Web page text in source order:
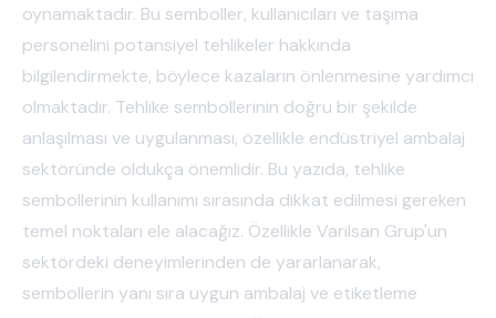
oynamaktadır. Bu semboller, kullanıcıları ve taşıma
personelini potansiyel tehlikeler hakkında
bilgilendirmekte, böylece kazaların önlenmesine yardımcı
olmaktadır. Tehlike sembollerinin doğru bir şekilde
anlaşılması ve uygulanması, özellikle endüstriyel ambalaj
sektöründe oldukça önemlidir. Bu yazıda, tehlike
sembollerinin kullanımı sırasında dikkat edilmesi gereken
temel noktaları ele alacağız. Özellikle Varilsan Grup'un
sektördeki deneyimlerinden de yararlanarak,
sembollerin yanı sıra uygun ambalaj ve etiketleme